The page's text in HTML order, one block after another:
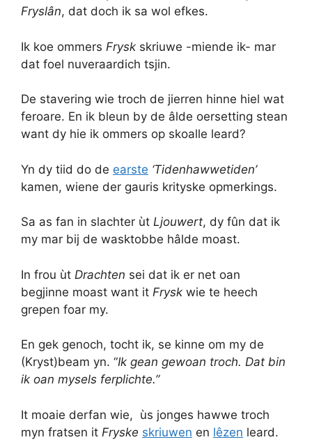
Fryslân, dat doch ik sa wol efkes.
Ik koe ommers Frysk skriuwe -miende ik- mar
dat foel nuveraardich tsjin.
De stavering wie troch de jierren hinne hiel wat
feroare. En ik bleun by de âlde oersetting stean
want dy hie ik ommers op skoalle leard?
Yn dy tiid do de earste ‘Tidenhawwetiden’
kamen, wiene der gauris krityske opmerkings.
Sa as fan in slachter ùt Ljouwert, dy fûn dat ik
my mar bij de wasktobbe hâlde moast.
In frou ùt Drachten sei dat ik er net oan
begjinne moast want it Frysk wie te heech
grepen foar my.
En gek genoch, tocht ik, se kinne om my de
(Kryst)beam yn. “Ik gean gewoan troch. Dat bin
ik oan mysels ferplichte.”
It moaie derfan wie, ùs jonges hawwe troch
myn fratsen it Fryske skriuwen en lêzen leard.